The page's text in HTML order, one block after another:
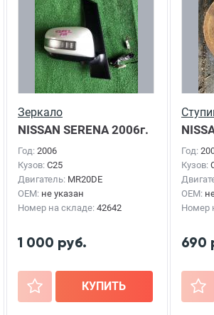
Зеркало
NISSAN SERENA2006г.
Год: 2006
Кузов: C25
Двигатель: MR20DE
OEM: не указан
Номер на складе: 42642
1 000 руб.
+ КУПИТЬ
Год:
Кузов:
OEM:
Номер
690
+